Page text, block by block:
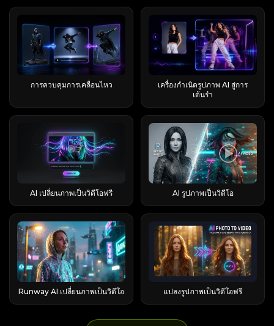
คือคำบ่นที่ได้ยินบ่อยที่สุดในโลกออนไลน์: คุณ
สามารถใช้งานได้ในแผนฟรี แต่มีข้อจำกัดอยู่ และ
บางขั้นตอนก็มีให้ใช้งานเฉพาะในแผนโปรเท่านั้น
แพ็กเกจฟรี Pro (~$9.99/เดือน) วิดีโอต่อวัน ~2
รายการ มากกว่านั้น รุ่น Lite มาตรฐาน / Turbo
อัตราส่วนภาพ 16:9 16:9 + มากกว่า ลายน้ำ มี ไม่มี
เวลารอคิวโดยประมาณ ~45 นาที (แสดงบนหน้าจอ
มักจะประมาณ 2-3 นาทีในความเป็นจริง) เร็วขึ้น ข้อ
สรุป: ทดลองใช้ฟรีจริง ๆ แต่คาดหวังได้ว่าจะมีลายน้ำ
ประมาณที่น่ากลัว โดยปกติแล้ว ระบบเก็บค่าบริการ
มักทำให้ผู้ใช้ประหลาดใจในขั้นตอนการปรับปรุง
เนื้อหา ดังนั้นอย่าคาดหวังว่าฟีเจอร์นี้จะยังคงใช้งาน
ได้ฟรี วิธีสร้างวิดีโอซูมออกโลกใน Higgsfield AI ทำ
อย่างไร? ขั้นตอนการทำงานหลักประกอบด้วยสี่ขั้น
ตอน บวกกับการตัดสินใจอีกหนึ่งขั้นตอน คุณสามารถ
เริ่มต้นจากภาพถ่ายเดี่ยวหรือจากเฟรมแรกของวิดีโอ
ของคุณก็ได้ ขั้นตอนการคลิกแทบจะเหมือนกัน ขั้น
Zoom Out เปิด Higgsfield AI และค้นหาการ
เคลื่อนไหว Earth Zoom Out (ซึ่งรวมอยู่ใน
“Effects Pack 5”) เลือกตัวเลือกนี้เพื่อเริ่มการสร้างรุ่น
ใหม่ — ซึ่งจะล็อกการถอยกล้องไว้ คุณจึงไม่ต้อง
อธิบายการเคลื่อนไหวทั้งหมดตั้งแต่ต้น ขั้นตอนที่ 2
— อัปโหลดรูปภาพ หรือบันทึกเฟรมแรกของวิดีโอ
ของคุณ สำหรับรูปภาพ ให้อัปโหลดภาพที่มีความ
ละเอียดสูงและคมชัด โดยมีตัวแบบที่ชัดเจน สำหรับ
วิดีโอของคุณเป็นภาพหน้าจอ แล้วอัปโหลดภาพนั้น
สำหรับเขียนโค้ดของนักพัฒนา ไม่ใช่ผลิตภัณฑ์ที่คุณ
ต้องลงชื่อเข้าใช้ และ runable.app เป็นบริษัท
ซอฟต์แวร์ที่เน้นเรื่องความเป็นส่วนตัวโดยเฉพาะ ซึ่ง
ไม่มีส่วนเกี่ยวข้องกับเอเจนต์แต่อย่างใด หากคุณ
ค้นหาคำว่า “runable ai” คุณน่าจะหมายถึง
runable.com อย่างแน่นอน Runable AI เหมาะ
สำหรับใครบ้าง? Runable เหมาะสำหรับผู้ปฏิบัติงาน
นักการตลาด เจ้าของเอเจนซี่ ผู้ก่อตั้งที่ไม่เชี่ยวชาญ
ด้านเทคนิค ฟรีแลนซ์ และนักเรียน — ทุกคนที่ต้อง
รับมือกับข้อมูลป้อนเข้าที่ซับซ้อนและต้องการผลลัพธ์
ที่เป็นรูปธรรม มันไม่ใช่ตัวเลือกที่ดีนักสำหรับงาน
เขียนโปรแกรมระดับ IDE หรือสำหรับคนที่แค่
ต้องการเพื่อนคุยผ่านแชท ถ้างานของคุณคือ “สร้าง
สิ่งนั้นขึ้นมา” คุณก็คือผู้ใช้เป้าหมาย Runable AI
ทำงานอย่างไร? การเข้าใจกลไกการทำงานคือสิ่งที่
แยก "การลงมือปฏิบัติจริง" ออกจากข้อความทางการ
ตลาด Runable ทำงานบนลูปที่ทำซ้ำได้ และบน
เครื่องเสมือนที่ทำหน้าที่คลิกและสร้างโปรแกรมจริง ๆ
ขั้นตอนการทำงาน: วางแผน → แสดงภาพ → ลงมือ
ทำ → ทำซ้ำ วงจรหลักนั้นเรียบง่าย: Runable จะช่วย
ให้คุณเข้าใจเจตนาของคุณชัดเจนขึ้น แสดงตัวอย่าง
แผนงาน ลงมือทำ แล้วจึงปรับปรุงแก้ไข นิสัยการตั้ง
คำถามก่อนนั้นสำคัญกว่าที่คิด การกำหนดนิยามของ
"งานที่เสร็จสมบูรณ์" ก่อนที่จะเริ่มลงมือสร้าง จะช่วย
หลีกเลี่ยงผลลัพธ์ที่ไม่สอดคล้องกัน ซึ่งจะทำให้เสีย
เวลาและทรัพยากรโดยเปล่าประโยชน์ โหมดวางแผน
และการอนุมัติโดยมนุษย์ โหมดวางแผนคือชั้นความ
น่าเชื่อถือ ก่อนที่ Runable จะเริ่มสร้างอะไรก็ตาม มัน
จะแสดงแผนงานให้คุณอนุมัติ และคุณสามารถคัด
รวบรวมข้อมูลจากภายนอก ระบุว่า "La Viral
Studio" เป็นผู้ก่อตั้ง และกล่าวอ้างอย่างน่าทึ่งว่า
สามารถเพิ่มรายได้ประจำปีจากศูนย์เป็น 1 ล้าน
ดอลลาร์ภายใน 20 วัน โปรดพิจารณาตัวเลขดังกล่าว
เป็นข้อมูลทางการตลาด ไม่ใช่สถิติที่ได้รับการตรวจ
สอบแล้ว เป็นตัวเลขที่ทางแบรนด์รายงานเองโดย
ไม่มีการยื่นเอกสารอย่างเป็นทางการ ดังนั้นจึงบอก
อะไรได้มากกว่าเกี่ยวกับกลยุทธ์การสื่อสารของ
แบรนด์มากกว่าผลตอบรับที่แท้จริง Flashloop
รองรับโมเดล AI ใดบ้าง? จุดเด่นที่สุดของแอปนี้อยู่ที่
รายชื่อนางแบบที่มีให้เลือกมากมายอย่างแท้จริง
สำหรับวิดีโอ คุณจะได้รับ Veo 3 (ดีที่สุดสำหรับความ
สมจริงแบบภาพถ่าย), Kling 3.0 และ 2.6 (ขึ้นชื่อ
เรื่องการรักษาความสม่ำเสมอของตัวละครในแต่ละ
ฉาก), รวมถึง Sora 2, Seedance 1.5 และ 2.0, Wan
2.6 และ Grok Imagine สำหรับการประมวลผลภาพ
ระบบจะใช้ซอฟต์แวร์ Nano Banana Pro และ 2,
FLUX 2 และ GPT Image 2 ข้อควรจำ: เลือกใช้ Veo
3 เมื่อต้องการภาพที่สมจริง เลือกใช้ Kling เมื่อตัว
ละครต้องดูเหมือนเดิมในทุกฉาก และเลือกใช้
Seedance หรือ Sora สำหรับภาพเคลื่อนไหวที่มีสไตล์
การที่ทุกอย่างรวมอยู่ในที่เดียวกันนี่แหละคือจุดขาย
ที่แท้จริง การแปลงข้อความเป็นวิดีโอ กับ การแปลง
รูปภาพเป็นวิดีโอ: สิ่งที่คุณสามารถสร้างได้จริงนั้น มี
สองเส้นทางหลัก การแปลงข้อความเป็นวิดีโอจะสร้าง
คลิปโดยตรงจากข้อความที่เขียนไว้ ในขณะที่การ
แปลงรูปภาพเป็นวิดีโอจะสร้างภาพเคลื่อนไหวจากรูป
ถ่ายที่คุณป้อน ทำให้คุณควบคุมผลลัพธ์ได้มากขึ้น
เดียวิดีโอ AI ยอดนิยมล่าสุดที่สร้างขึ้นด้วย Viggle AI
ข้อมูล ข้อความแจ้ง และการตั้งค่าหลักที่ใช้ในการ
สร้างวิดีโอนั้นได้ หากต้องการดูตัวอย่างเพิ่มเติม เพียง
คลิก “ดูเพิ่มเติม” เพื่อดูวิดีโอที่ผู้ใช้สร้างขึ้นเพิ่มเติม
แม้ว่าหน้าแรกจะมีตัวอย่างต่างๆ เช่น การร้องเพลง
และเต้นรำ การสร้างมีม และเทมเพลตด่วนอื่นๆ แต่
ส่วนใหญ่แล้วตัวอย่างเหล่านี้ทำงานโดยใช้ฟีเจอร์
"ผสมวิดีโอ" ของ Viggle AI เป็นหลัก ในขั้นตอนการ
ทำงานนี้ ผู้ใช้สามารถสร้างวิดีโอได้โดยไม่ต้องเขียน
คำแนะนำโดยละเอียด อย่างไรก็ตาม ผลลัพธ์ที่ได้อาจ
ดูไม่เป็นธรรมชาติ โดยเฉพาะอย่างยิ่งเมื่อตัวละครดู
เหมือนลอยอยู่เหนือเลเยอร์วิดีโอต้นฉบับ
ปรากฏการณ์ "เลเยอร์ลอยตัว" นี้จะได้รับการแก้ไขใน
เร็วๆ นี้ด้วยฟีเจอร์ควบคุมการเคลื่อนไหวที่จะเปิดตัว
ใน AI Image to Video เส้นทางที่สอง: แปลง
ข้อความเป็นวิดีโอ คลิก “แปลงข้อความเป็นวิดีโอ”
ทางด้านซ้ายเพื่อเข้าสู่หน้าสร้างวิดีโอของ Viggle AI
ในหน้านี้ Viggle AI ยังแนะนำตัวอย่างวิดีโอ AI ยอด
นิยมตามการใช้งานที่แพร่หลายและรูปแบบการ
สร้างสรรค์อีกด้วย คุณสามารถคลิกวิดีโอแนะนำเพื่อ
คัดลอกการตั้งค่าเดียวกันไปยังพื้นที่ทำงานแก้ไข จาก
นั้นศึกษาโครงสร้างคำแนะนำ ทิศทางภาพ และการ
ตั้งค่าการสร้างวิดีโอได้ สำหรับผู้ใช้ที่ต้องการสร้าง
วิดีโอ AI ที่ดูดีขึ้น คำแนะนำสำเร็จรูปไม่ได้เป็นเพียง
แค่แม่แบบที่คัดลอกวางได้เท่านั้น สิ่งเหล่านี้คือสื่อ
การเรียนรู้ การศึกษาว่าครีเอเตอร์คนอื่นๆ บรรยายตัว
ละคร การกระทำ ฉาก สไตล์กล้อง และบรรยากาศทาง
เข้าถึงฟังก์ชันแชท การสร้างภาพ การสร้างวิดีโอ และ
เครื่องมือเพิ่มประสิทธิภาพการทำงานผ่านบัญชีเดียว
โดยทั้งหมดนี้ใช้เครดิตร่วมกัน คุณสมบัติหลักและ
โมเดล AI ที่มีให้ใช้งาน แพลตฟอร์มนี้ครอบคลุม
หลายหมวดหมู่หลัก: คุณสมบัติทุกรุ่นดึงข้อมูลจาก
ยอดคงเหลือเครดิตเดียวกัน ซึ่งทำให้การทำความ
เข้าใจต้นทุนเครดิตเป็นสิ่งสำคัญ EaseMate AI
เหมาะสำหรับใครมากที่สุด? แพลตฟอร์มนี้ดึงดูด
นักเรียนที่ใช้เครื่องมือทางการศึกษา ผู้สร้างเนื้อหาที่
ผลิตผลงานหลากหลายรูปแบบ และนักการตลาดที่
สร้างสื่อภาพสำหรับช่องทางต่างๆ มากที่สุด ผู้ที่กำลัง
ศึกษาโมเดล AI ต่างๆ ก็จะได้รับประโยชน์จากการเข้า
ถึงแบบแพ็กเกจแทนที่จะต้องจัดการการสมัครสมาชิก
หลายรายการ ระบบสินเชื่อ AI ของ EaseMate
ทำงานอย่างไร ก่อนที่จะใช้จ่ายอะไรก็ตาม ควร
ทำความเข้าใจวิธีการทำงานของระบบเศรษฐกิจสิน
เชื่อเสียก่อน แนวคิดนั้นเรียบง่าย แต่มีรายละเอียด
ปลีกย่อยหลายอย่างที่ทำให้ผู้ใช้ใหม่สับสน เครดิตคือ
อะไรและใช้อย่างไร เครดิตทำหน้าที่เป็นสกุลเงิน
ภายในของ EaseMate โดยมีอัตราประมาณ 1
ดอลลาร์สหรัฐฯ = 100 เครดิต แต่ละรุ่น ไม่ว่าจะเป็น
รูปภาพ วิดีโอ หรือการตอบแชทแบบปรับปรุง จะหัก
คะแนนเป็นจำนวนที่กำหนดไว้ ค่าใช้จ่ายจะ
เปลี่ยนแปลงไปตามระดับคุณภาพของโมเดลและ
ความละเอียดของผลลัพธ์ และการหักค่าใช้จ่ายจะเกิด
ขึ้นในแต่ละรุ่น ไม่ใช่ในแต่ละเซสชัน ค่าใช้จ่าย
เครดิตตามฟีเจอร์: การแชท การสร้างภาพ และวิดีโอ
ประมาณ Veo 3 วิดีโอเร็ว ~140 เครดิต Veo 3 วิดีโอ
Luna” ไม่ได้หมายถึงผลิตภัณฑ์ใดผลิตภัณฑ์หนึ่งโดย
เฉพาะ ส่งผลให้เกิดภูมิทัศน์ที่กระจัดกระจายของ
เครื่องมือ ตัวแทน หุ่นยนต์ และตัวตนเสมือนจริงใน
อุตสาหกรรมที่แตกต่างกันอย่างสิ้นเชิง เหตุใด
ผลิตภัณฑ์ AI จำนวนมากจึงใช้ชื่อว่า Luna “Luna”
— ภาษาละตินแปลว่าดวงจันทร์ — สื่อถึงความฉลาด
ความสง่างาม และความลึกลับ จึงเป็นชื่อที่ดึงดูดใจ
อย่างยิ่งสำหรับการสร้างแบรนด์ AI เช่นเดียวกับที่
"Alexa" กลายเป็นคำที่ใช้เรียกแทนผู้ช่วยเสียงทั่วไป
"Luna" ก็ได้กลายเป็นชื่อผลิตภัณฑ์ AI มาตรฐานทั่ว
โลกโดยอิสระเช่นกัน เหล่าครีเอเตอร์บน Reddit ที่
สร้างตัวละคร AI มักเลือกใช้ชื่อ "Luna" โดยไม่มีข้อ
ตกลงร่วมกัน ซึ่งเป็นการยืนยันว่าชื่อนี้เป็นชื่อยอดนิยม
สำหรับตัวละคร AI วิธีใช้คู่มือนี้เพื่อค้นหาหมวดหมู่
ผลิตภัณฑ์ Luna ของคุณ ส่วนผลิตภัณฑ์ การติดต่อ
ลูกค้าเป้าหมาย Luna.ai ด้านล่าง ระบบรักษาความ
ปลอดภัยภายในบ้าน LunaHome ด้านล่าง การ
จัดการโครงการด้วย Luna.ai ด้านล่าง โปรโตคอล
ทดลองค้าปลีก Andon Labs Luna ด้านล่าง หุ่นยนต์
ฮิวมานอยด์ LimX Luna ด้านล่าง การผลิตเพลง
Universal Audio LUNA ด้านล่าง Luna.ai — การ
ส่งอีเมลเย็นและการติดต่อลูกค้าเป้าหมายด้วย AI
Luna.ai เป็นแพลตฟอร์มการขายแบบอัตโนมัติที่มอง
เห็นได้ชัดเจนที่สุดในเชิงพาณิชย์ ซึ่งจัดการการค้นหา
ลูกค้าเป้าหมายตั้งแต่ต้นจนจบ คุณสมบัติหลักและวิธี
การทำงานของ Luna.ai แพลตฟอร์มนี้ดึงข้อมูลจาก
275 ล้านราย สร้างอีเมลเย็นแบบเฉพาะบุคคล จัดการ
การควบคุมการเคลื่อนไหว
เครื่องกำเนิดรูปภาพ AI สู่การ
เต้นรำ
AI เปลี่ยนภาพเป็นวิดีโอฟรี AI รูปภาพเป็นวิดีโอ
Runway AI เปลี่ยนภาพเป็นวิดีโอ แปลงรูปภาพเป็นวิดีโอฟรี